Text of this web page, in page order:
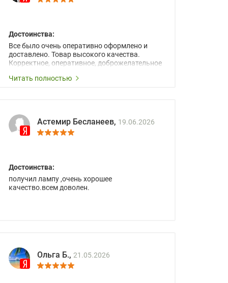
Достоинства:
Все было очень оперативно оформлено и
доставлено. Товар высокого качества.
Корректное, оперативное, доброжелательное
Читать полностью
Астемир Бесланеев, 19.06.2026
Достоинства:
получил лампу ,очень хорошее
качество.всем доволен.
Ольга Б., 21.05.2026